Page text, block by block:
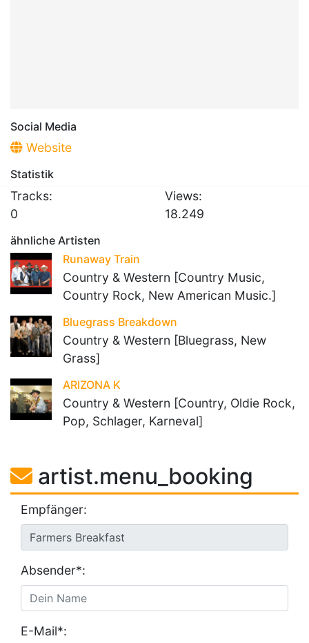
Social Media
Website
Statistik
Tracks:
0
Views:
18.249
ähnliche Artisten
Runaway Train
Country & Western [Country Music,
Country Rock, New American Music.]
Bluegrass Breakdown
Country & Western [Bluegrass, New
Grass]
ARIZONA K
Country & Western [Country, Oldie Rock,
Pop, Schlager, Karneval]
artist.menu_booking
Empfänger:
Absender*:
E-Mail*: